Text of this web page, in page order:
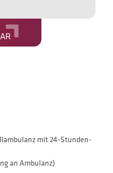
mit 24-Stunden-
an Ambulanz)